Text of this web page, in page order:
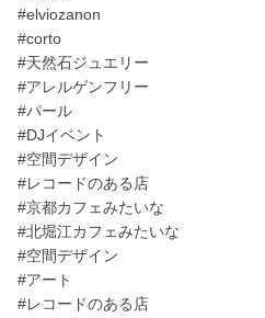
#elviozanon
#corto
#天然石ジュエリー
#アレルゲンフリー
#パール
#DJイベント
#空間デザイン
#レコードのある店
#京都カフェみたいな
#北堀江カフェみたいな
#空間デザイン
#アート
#レコードのある店